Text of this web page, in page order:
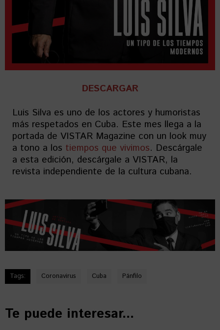
DESCARGAR
Luis Silva es uno de los actores y humoristas
más respetados en Cuba. Este mes llega a la
portada de VISTAR Magazine con un look muy
a tono a los tiempos que vivimos. Descárgale
a esta edición, descárgale a VISTAR, la
revista independiente de la cultura cubana.
Tags: Coronavirus Cuba Pánfilo
Te puede interesar...